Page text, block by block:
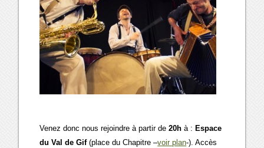
Venez donc nous rejoindre à partir de20h à : Espace
du Val de Gif(place du Chapitre –voir plan-). Accès